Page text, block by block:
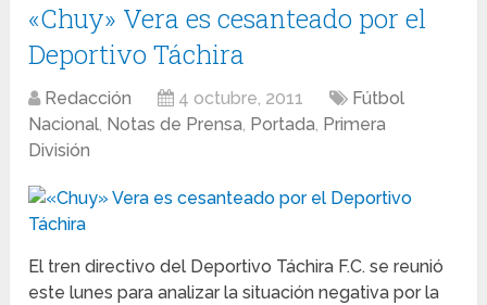
«Chuy» Vera es cesanteado por el
Deportivo Táchira
Redacción 4 octubre, 2011
Fútbol
Nacional, Notas de Prensa, Portada, Primera
División
El tren directivo del Deportivo Táchira F.C. se reunió
este lunes para analizar la situación negativa por la